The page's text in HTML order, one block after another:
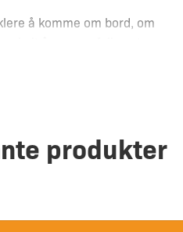
å komme om bord, om
x 20 cm
x 185 cm
tåler sollys og tøffe
produkter